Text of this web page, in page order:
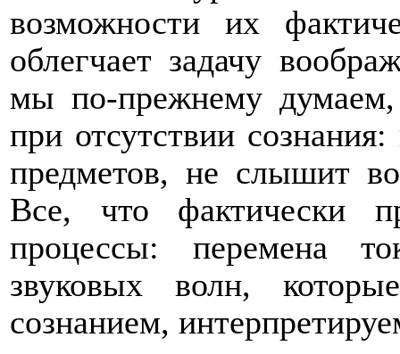
возможности их
облегчает задачу
мы по-прежнему
при отсутствии
предметов, не слышит
Все, что фактически
процессы: перемена
звуковых волн,
сознанием,